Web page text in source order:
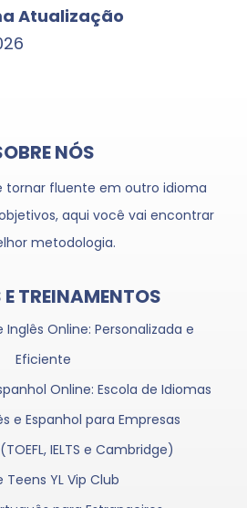
Atualização
NÓS
tornar fluente em outro idioma
aqui você vai encontrar
metodologia.
TREINAMENTOS
Online: Personalizada e
Eficiente
Online: Escola de Idiomas
e Espanhol para Empresas
IELTS e Cambridge)
Teens YL Vip Club